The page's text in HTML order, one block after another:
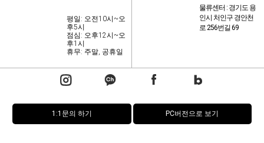
평일: 오전10시~오
후5시
점심: 오후12시~오
후1시
휴무: 주말, 공휴일
물류센터 : 경기도 용
인시 처인구 경안천
로 256번길 69
1:1문의 하기 PC버전으로 보기